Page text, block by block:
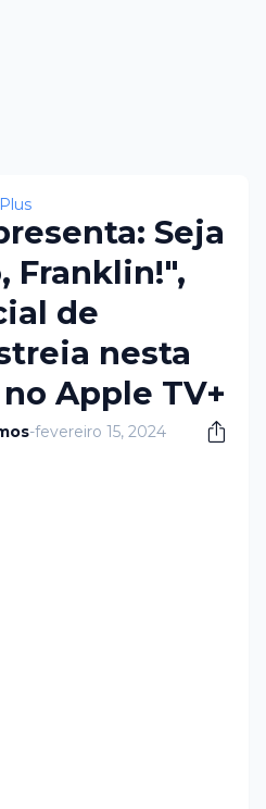
Seja
Franklin!",
de
nesta
Apple TV+
-fevereiro 15, 2024